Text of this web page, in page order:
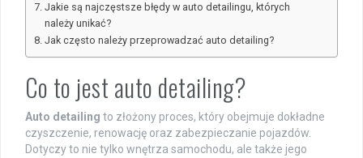
Jakie są najczęstsze błędy w auto detailingu, których
należy unikać?
Jak często należy przeprowadzać auto detailing?
Co to jest auto detailing?
Auto detailing to złożony proces, który obejmuje dokładne
czyszczenie, renowację oraz zabezpieczanie pojazdów.
Dotyczy to nie tylko wnętrza samochodu, ale także jego